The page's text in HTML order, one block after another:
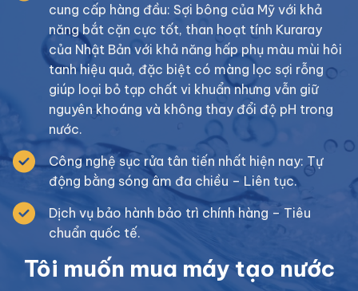
cung cấp hàng đầu: Sợi bông của Mỹ với khả
năng bắt cặn cực tốt, than hoạt tính Kuraray
của Nhật Bản với khả năng hấp phụ màu mùi hôi
tanh hiệu quả, đặc biệt có màng lọc sợi rỗng
giúp loại bỏ tạp chất vi khuẩn nhưng vẫn giữ
nguyên khoáng và không thay đổi độ pH trong
nước.
Công nghệ sục rửa tân tiến nhất hiện nay: Tự
động bằng sóng âm đa chiều – Liên tục.
Dịch vụ bảo hành bảo trì chính hàng – Tiêu
chuẩn quốc tế.
Tôi muốn mua máy tạo nước